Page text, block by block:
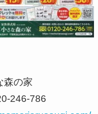
森の家
246-786